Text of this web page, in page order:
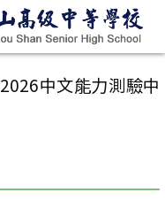
2026中文能力測驗中